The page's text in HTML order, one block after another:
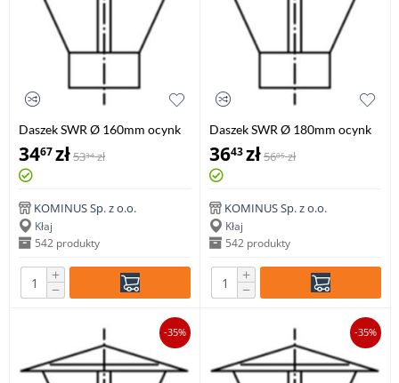
Daszek SWR Ø 160mm ocynk
3467zł5334 zł
KOMINUS Sp. z o.o.
Kłaj
542 produkty
+
−
Daszek SWR Ø 180mm ocynk
3643zł5605 zł
KOMINUS Sp. z o.o.
Kłaj
542 produkty
+
−
-35% -35%